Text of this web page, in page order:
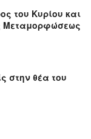
του Κυρίου και
Μεταμορφώσεως
στην θέα του